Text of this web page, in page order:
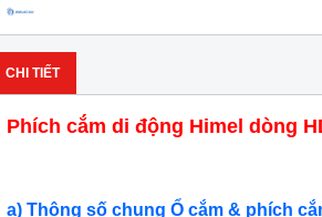
CHI TIẾT
Phích cắm di động Himel dòng
a) Thông số chung Ổ cắm & phích